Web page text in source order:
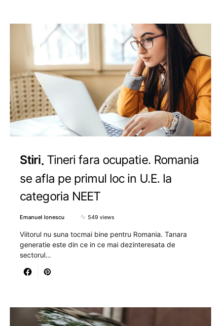
Stiri Tineri fara ocupatie. Romania
se afla pe primul loc in U.E. la
categoria NEET
Emanuel Ionescu 549 views
Viitorul nu suna tocmai bine pentru Romania. Tanara
generatie este din ce in ce mai dezinteresata de
sectorul…